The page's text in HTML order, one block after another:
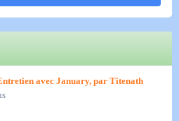
avec January, par Titenath